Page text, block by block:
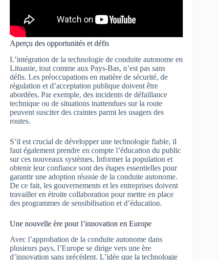
Aperçu des opportunités et défis
L’intégration de la technologie de conduite autonome en
Lituanie, tout comme aux Pays-Bas, n’est pas sans
défis. Les préoccupations en matière de sécurité, de
régulation et d’acceptation publique doivent être
abordées. Par exemple, des incidents de défaillance
technique ou de situations inattendues sur la route
peuvent susciter des craintes parmi les usagers des
routes.
S’il est crucial de développer une technologie fiable, il
faut également prendre en compte l’éducation du public
sur ces nouveaux systèmes. Informer la population et
obtenir leur confiance sont des étapes essentielles pour
garantir une adoption réussie de la conduite autonome.
De ce fait, les gouvernements et les entreprises doivent
travailler en étroite collaboration pour mettre en place
des programmes de sensibilisation et d’éducation.
Une nouvelle ère pour l’innovation en Europe
Avec l’approbation de la conduite autonome dans
plusieurs pays, l’Europe se dirige vers une ère
d’innovation sans précédent. L’idée que la technologie